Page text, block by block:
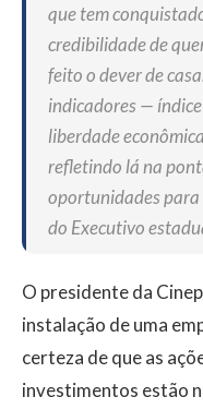
que tem
credibilidade de
feito o dever de
indicadores —
liberdade
refletindo lá na
oportunidades para
do Executivo
O presidente da
instalação de uma
certeza de que as
investimentos estão